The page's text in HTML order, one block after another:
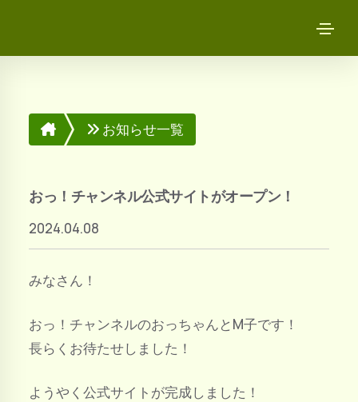
お知らせ一覧
おっ！チャンネル公式サイトがオープン！
2024.04.08
みなさん！
おっ！チャンネルのおっちゃんとM子です！
長らくお待たせしました！
ようやく公式サイトが完成しました！